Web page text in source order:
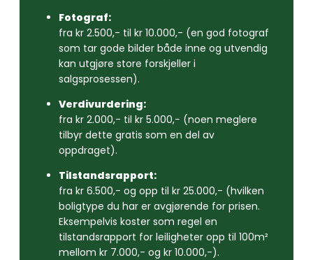
Fotograf:
fra kr 2.500,- til kr 10.000,- (en god fotograf
som tar gode bilder både inne og utvendig
kan utgjøre store forskjeller i
salgsprosessen).
Verdivurdering:
fra kr 2.000,- til kr 5.000,- (noen meglere
tilbyr dette gratis som en del av
oppdraget).
Tilstandsrapport:
fra kr 6.500,- og opp til kr 25.000,- (hvilken
boligtype du har er avgjørende for prisen.
Eksempelvis koster som regel en
tilstandsrapport for leiligheter opp til 100m²
mellom kr 7.000,- og kr 10.000,-).